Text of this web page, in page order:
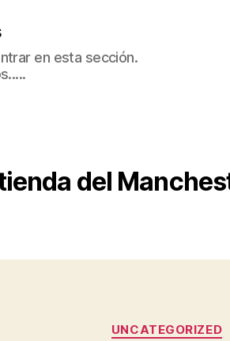
en esta sección.
del
Categorías
UNCATEGORIZED